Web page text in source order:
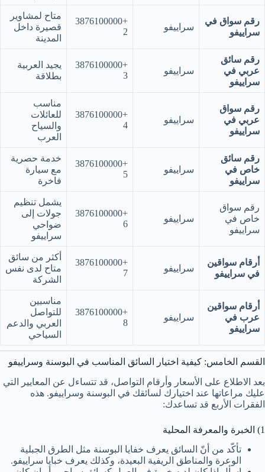
رقم سواق في
سراييفو
سراييفو
+3876100000
2
متاح لمشاوير
قصيرة داخل
المدينة
رقم سائق
عربي في
سراييفو
سراييفو
+3876100000
3
يجيد العربية
بطلاقة
رقم سواق
عربي في
سراييفو
سراييفو
+3876100000
4
مناسب
للعائلات
والسياح
العرب
رقم سائق
خاص في
سراييفو
سراييفو
+3876100000
5
خدمة حصرية
مع سيارة
فاخرة
رقم سواق
خاص في
سراييفو
سراييفو
+3876100000
6
يشمل تنظيم
جولات إلى
ضواحي
سراييفو
أرقام سواقين
في سراييفو
سراييفو
+3876100000
7
أكثر من سائق
متاح لدى نفس
الشركة
أرقام سواقين
عرب في
سراييفو
سراييفو
+3876100000
8
مناسبين
للتواصل
العربي والدعم
السياحي
القسم الخامس: كيفية اختيار السائق المناسب في البوسنة وسراييفو
بعد الاطلاع على الأسعار وأرقام التواصل، قد تتساءل عن المعايير التي
عليك مراعاتها عند اختيارك لسائقك في البوسنة وسراييفو. هذه
الفقرات الأربع قد تساعدك:
1) الخبرة والمعرفة المحلية
تأكّد من أنّ السائق يعرف خفايا البوسنة مثل الطرق الجبلية
الوعرة والمناطق الريفية البعيدة، وكذلك يعرف خبايا سراييفو.